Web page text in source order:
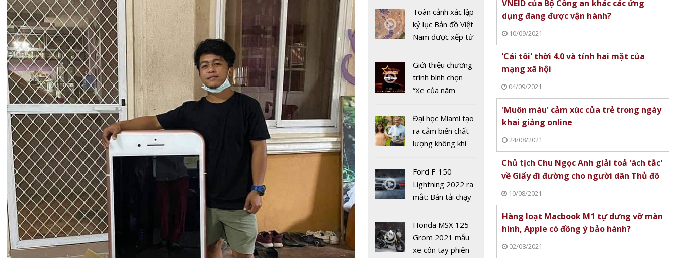
hội bứt phá của
các giao dịch trực
tuyến
Xuất hiện cá nhân
có thu nhập 140 tỉ
mại điện tử
Toàn cảnh xác lập
kỷ lục Bản đồ Việt
Nam được xếp từ
năm 2022
Giới thiệu chương
trình bình chọn
“Xe của năm
Đại học Miami tạo
ra cảm biến chất
lượng không khí
19
Ford F-150
Lightning 2022 ra
mắt: Bán tải chạy
chưa đến 40 nghìn
USD
Honda MSX 125
Grom 2021 mẫu
xe côn tay phiên
VNEID của Bộ Công an khác các ứng
dụng đang được vận hành?
10/09/2021
'Cái tôi' thời 4.0 và tính hai mặt của
mạng xã hội
04/09/2021
'Muôn màu' cảm xúc của trẻ trong ngày
khai giảng online
24/08/2021
Chủ tịch Chu Ngọc Anh giải toả 'ách tắc'
về Giấy đi đường cho người dân Thủ đô
10/08/2021
Hàng loạt Macbook M1 tự dưng vỡ màn
hình, Apple có đồng ý bảo hành?
02/08/2021